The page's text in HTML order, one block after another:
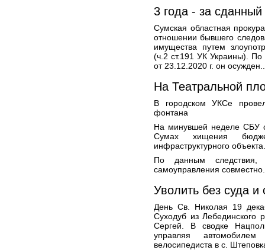
3 года - за
Сумская областная
отношении бывшего
имущества путем
(ч.2 ст.191 УК Украины). По
от 23.12.2020 г. он
На Театральной
В городском УКСе
фонтана
На минувшей неделе СБУ
Сумах хищения
инфраструктурного объекта.
По данным следствия,
самоуправления
Уволить без суда и
День Св. Николая 19
Суходуб из Лебединского
Сергей. В сводке
управляя
велосипедиста в с.